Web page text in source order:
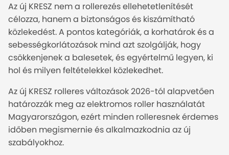
Az új KRESZ nem a rollerezés ellehetetlenítését
célozza, hanem a biztonságos és kiszámítható
közlekedést. A pontos kategóriák, a korhatárok és a
sebességkorlátozások mind azt szolgálják, hogy
csökkenjenek a balesetek, és egyértelmű legyen, ki
hol és milyen feltételekkel közlekedhet.
Az új KRESZ rolleres változások 2026-tól alapvetően
határozzák meg az elektromos roller használatát
Magyarországon, ezért minden rolleresnek érdemes
időben megismernie és alkalmazkodnia az új
szabályokhoz.